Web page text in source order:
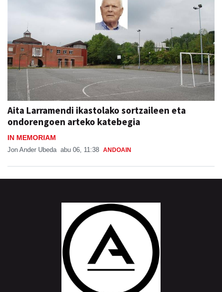
Aita Larramendi ikastolako sortzaileen eta
ondorengoen arteko katebegia
IN MEMORIAM
Jon Ander Ubeda abu 06, 11:38 ANDOAIN